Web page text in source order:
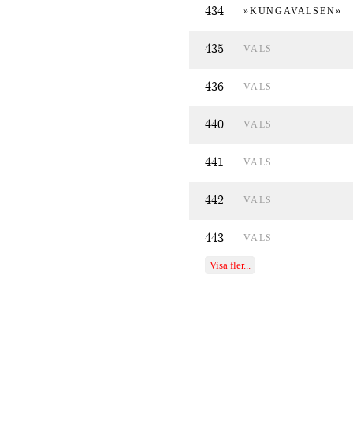
434 »KUNGAVALSEN»
435 VALS
436 VALS
440 VALS
441 VALS
442 VALS
443 VALS
Visa fler...